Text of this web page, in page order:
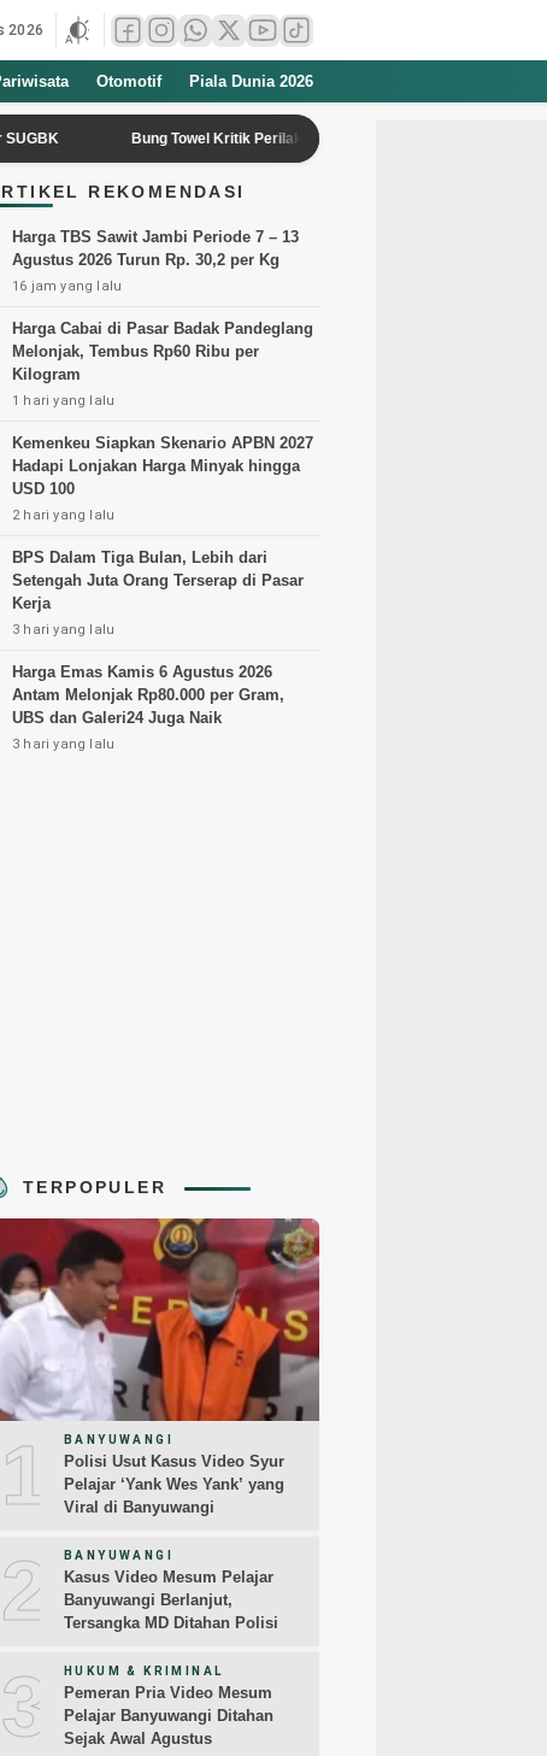
2026
Otomotif Piala Dunia 2026
Bung Towel Kritik Perilaku Ivar Jenner dalam Pertandingan Timnas
REKOMENDASI
Harga TBS Sawit Jambi Periode 7 – 13
Agustus 2026 Turun Rp. 30,2 per Kg
16 jam yang lalu
Harga Cabai di Pasar Badak Pandeglang
Melonjak, Tembus Rp60 Ribu per
Kilogram
1 hari yang lalu
Kemenkeu Siapkan Skenario APBN 2027
Hadapi Lonjakan Harga Minyak hingga
USD 100
2 hari yang lalu
BPS Dalam Tiga Bulan, Lebih dari
Setengah Juta Orang Terserap di Pasar
Kerja
3 hari yang lalu
Harga Emas Kamis 6 Agustus 2026
Antam Melonjak Rp80.000 per Gram,
UBS dan Galeri24 Juga Naik
3 hari yang lalu
TERPOPULER
1 BANYUWANGI
Polisi Usut Kasus Video Syur
Pelajar ‘Yank Wes Yank’ yang
Viral di Banyuwangi
2 BANYUWANGI
Kasus Video Mesum Pelajar
Banyuwangi Berlanjut,
Tersangka MD Ditahan Polisi
3 HUKUM & KRIMINAL
Pemeran Pria Video Mesum
Pelajar Banyuwangi Ditahan
Sejak Awal Agustus